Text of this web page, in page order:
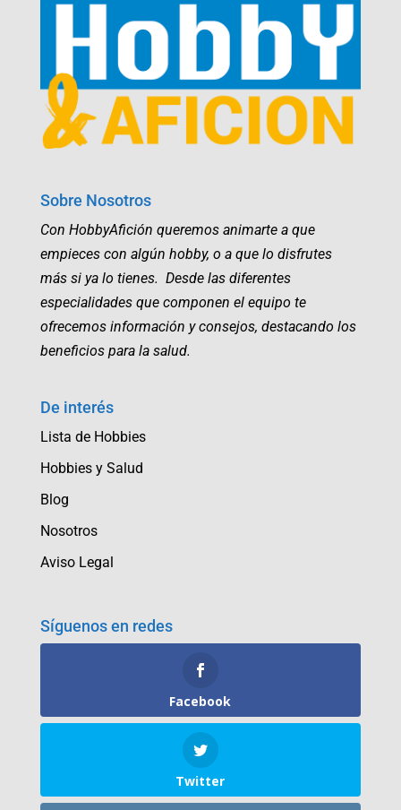
Sobre Nosotros
Con HobbyAfición queremos animarte a que
empieces con algún hobby, o a que lo disfrutes
más si ya lo tienes. Desde las diferentes
especialidades que componen el equipo te
ofrecemos información y consejos, destacando los
beneficios para la salud.
De interés
Lista de Hobbies
Hobbies y Salud
Blog
Nosotros
Aviso Legal
Síguenos en redes
Facebook
Twitter